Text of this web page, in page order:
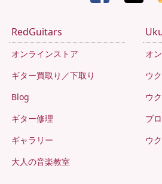
RedGuitars
オンラインストア
ギター買取り／下取り
Blog
ギター修理
ギャラリー
大人の音楽教室
オ
ウ
ウ
ブ
ウ